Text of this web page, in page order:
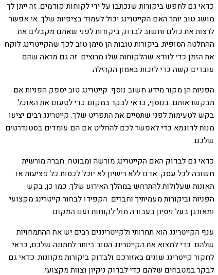
כדאי גם לחפש ביקורות שנכתבו על ידי לקוחות קודמים. זה ייתן לך
מושג טוב יותר האם הקייטרינג יכול לעמוד בציפיות שלך. אי אפשר
לרצות את כולם וחשוב לבדוק ביקורות לפני שאתם מקבלים את
ההחלטה הסופית. ביקורות טובות הן סימן טוב לכך שהקייטרינג לוקח
את הזמן כדי לוודא שהלקוחות שלו מרוצים. זה גם מראה שהם
עובדים קשה כדי לזכות באמון הקהילה.
הפניות הן מקור מידע חשוב נוסף. קייטרינג טוב יספק הפניות אם
תבקשו אותם. בנוסף, כדאי לבקר במקום כדי לטעום את האוכל.
בקש לטעימות לפני שתסיים את התפריט שלך. קייטרינג רבים יציעו
מנות לדוגמא כדי לאפשר לכם להחליט אם הם עומדים בסטנדרטים
שלכם.
כדאי גם לבדוק האם הקייטרינג מורשה ומבוטח. חברה מורשית
חשובה לכל עסק. אדם ללא רישיון לא יוכל לכסות כל פציעות או
תאונות שעלולות להתרחש במהלך האירוע שלך. כמו כן, בקש
הפניות וביקורות מעמיתיך וחברים. הקפידו לבחור קייטרינג מקצועי
ומאורגן בעל ניסיון בעבודה מול לקוחות ועם המקום.
ענף הקייטרינג הוא תחרותי ולקייטרינגים רבים יש את ההתמחויות
שלהם. כדי למצוא את הקייטרינג הטוב ביותר לחתונה שלכם, כדאי
לחקור קייטרינג שונים באזורכם ולבדוק ביקורות מקוונות. כדאי גם
לבקר במטבחים שלהם כדי לבדוק ניקיון וצוות מקצועי.